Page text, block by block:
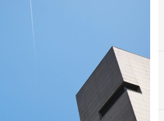
customer experience